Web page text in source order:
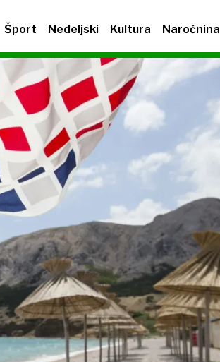
Šport Nedeljski Kultura Naročnina